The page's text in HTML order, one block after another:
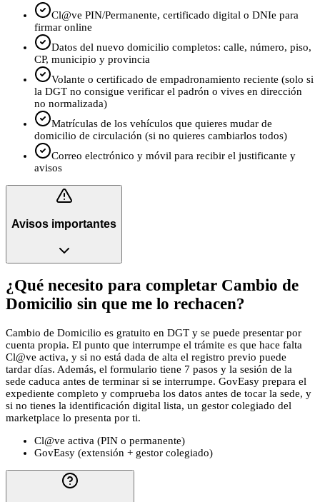
Cl@ve PIN/Permanente, certificado digital o DNIe para
firmar online
Datos del nuevo domicilio completos: calle, número, piso,
CP, municipio y provincia
Volante o certificado de empadronamiento reciente (solo si
la DGT no consigue verificar el padrón o vives en dirección
no normalizada)
Matrículas de los vehículos que quieres mudar de
domicilio de circulación (si no quieres cambiarlos todos)
Correo electrónico y móvil para recibir el justificante y
avisos
Avisos importantes
¿Qué necesito para completar Cambio de
Domicilio sin que me lo rechacen?
Cambio de Domicilio es gratuito en DGT y se puede presentar por
cuenta propia. El punto que interrumpe el trámite es que hace falta
Cl@ve activa, y si no está dada de alta el registro previo puede
tardar días. Además, el formulario tiene 7 pasos y la sesión de la
sede caduca antes de terminar si se interrumpe. GovEasy prepara el
expediente completo y comprueba los datos antes de tocar la sede, y
si no tienes la identificación digital lista, un gestor colegiado del
marketplace lo presenta por ti.
Cl@ve activa (PIN o permanente)
GovEasy (extensión + gestor colegiado)